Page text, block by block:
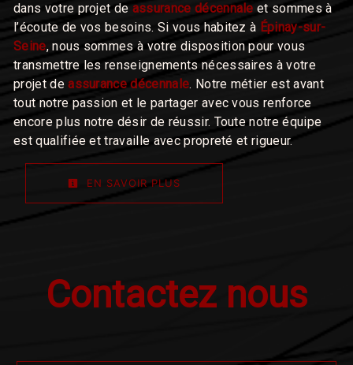
dans votre projet de assurance décennale et sommes à
l’écoute de vos besoins. Si vous habitez à Épinay-sur-
Seine, nous sommes à votre disposition pour vous
transmettre les renseignements nécessaires à votre
projet deassurance décennale. Notre métier est avant
tout notre passion et le partager avec vous renforce
encore plus notre désir de réussir. Toute notre équipe
est qualifiée et travaille avec propreté et rigueur.
EN SAVOIR PLUS
Contactez nous